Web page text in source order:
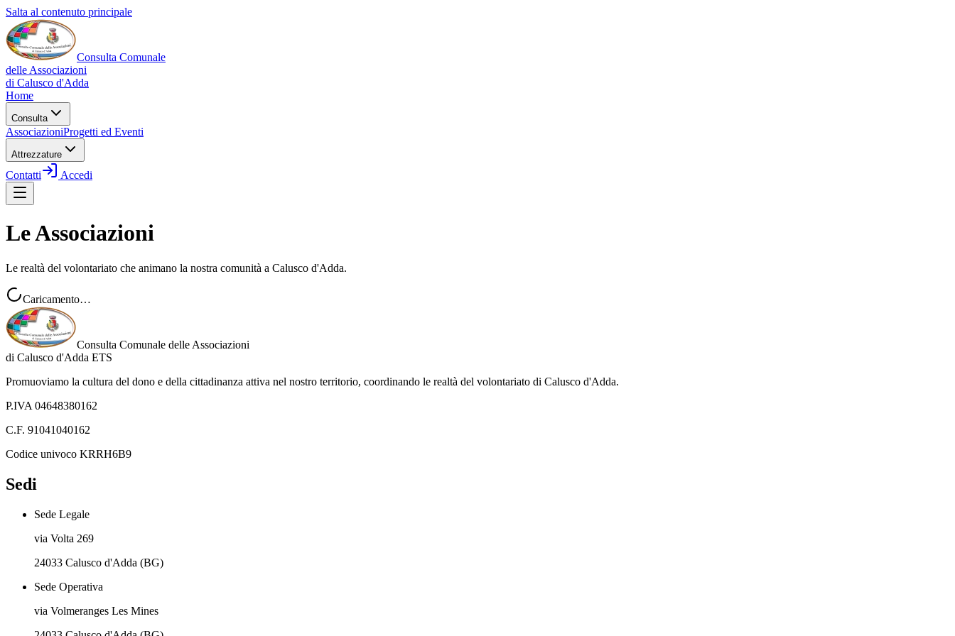
Salta al contenuto principale
Consulta Comunale
delle Associazioni
di Calusco d'Adda
Home
Consulta
AssociazioniProgetti ed Eventi
Attrezzature
Contatti Accedi
Le Associazioni
Le realtà del volontariato che animano la nostra comunità a Calusco d'Adda.
Caricamento…
Consulta Comunale delle Associazioni
di Calusco d'Adda ETS
Promuoviamo la cultura del dono e della cittadinanza attiva nel nostro territorio, coordinando le realtà del volontariato di Calusco d'Adda.
P.IVA 04648380162
C.F. 91041040162
Codice univoco KRRH6B9
Sedi
Sede Legale
via Volta 269
24033 Calusco d'Adda (BG)
Sede Operativa
via Volmeranges Les Mines